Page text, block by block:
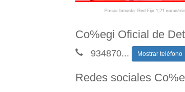
Co%egi Oficial de
934870... Mostrar teléfono
Redes sociales